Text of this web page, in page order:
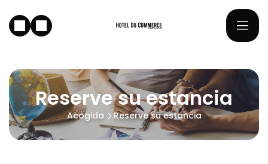
Reserve su estancia
Acogida Reserve su estancia